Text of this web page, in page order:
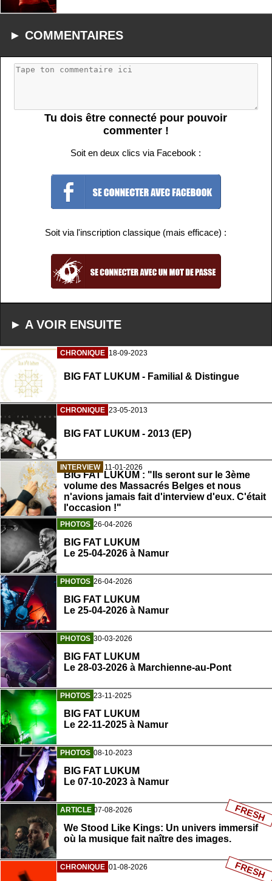
► COMMENTAIRES
Tu dois être connecté pour pouvoir
commenter !
Soit en deux clics via Facebook :
Soit via l'inscription classique (mais efficace) :
► A VOIR ENSUITE
CHRONIQUE 18-09-2023
BIG FAT LUKUM - Familial & Distingue
CHRONIQUE 23-05-2013
BIG FAT LUKUM - 2013 (EP)
INTERVIEW 11-01-2026
BIG FAT LUKUM : "Ils seront sur le 3ème
volume des Massacrés Belges et nous
n'avions jamais fait d'interview d'eux. C'était
l'occasion !"
PHOTOS 26-04-2026
BIG FAT LUKUM
Le 25-04-2026 à Namur
PHOTOS 26-04-2026
BIG FAT LUKUM
Le 25-04-2026 à Namur
PHOTOS 30-03-2026
BIG FAT LUKUM
Le 28-03-2026 à Marchienne-au-Pont
PHOTOS 23-11-2025
BIG FAT LUKUM
Le 22-11-2025 à Namur
PHOTOS 08-10-2023
BIG FAT LUKUM
Le 07-10-2023 à Namur
ARTICLE 07-08-2026
We Stood Like Kings: Un univers immersif
où la musique fait naître des images.
FRESH
CHRONIQUE 01-08-2026 FRESH